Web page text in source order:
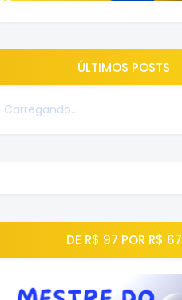
ÚLTIMOS POSTS
Carregando...
DE R$ 97 POR R$ 67